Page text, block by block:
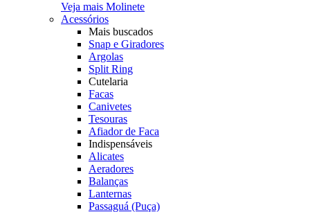
Veja mais Molinete
Acessórios
Mais buscados
Snap e Giradores
Argolas
Split Ring
Cutelaria
Facas
Canivetes
Tesouras
Afiador de Faca
Indispensáveis
Alicates
Aeradores
Balanças
Lanternas
Passaguá (Puça)